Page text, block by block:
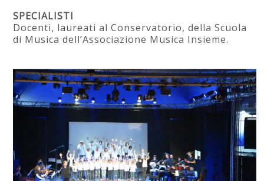
SPECIALISTI
Docenti, laureati al Conservatorio, della Scuola
di Musica dell’Associazione Musica Insieme.